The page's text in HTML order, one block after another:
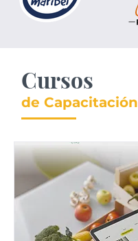
de Capacitación
Cursos